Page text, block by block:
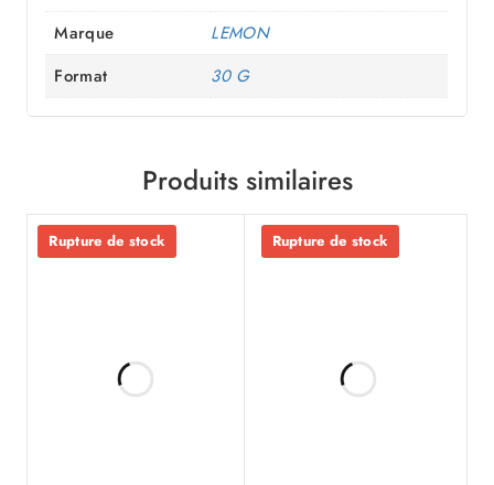
Marque
LEMON
Format
30 G
Produits similaires
Rupture de stock Rupture de stock